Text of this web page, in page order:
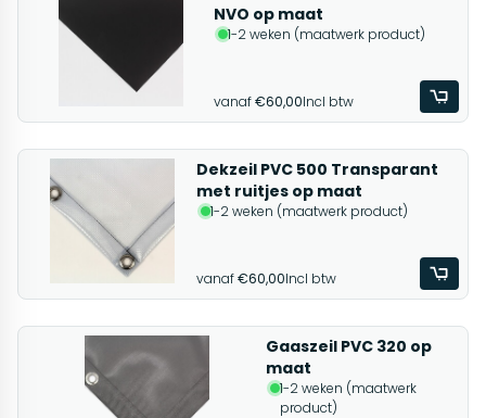
NVO op maat
1-2 weken (maatwerk product)
vanaf€60,00Incl btw
Dekzeil PVC 500 Transparant
met ruitjes op maat
1-2 weken (maatwerk product)
vanaf€60,00Incl btw
Gaaszeil PVC 320 op
maat
1-2 weken (maatwerk
product)